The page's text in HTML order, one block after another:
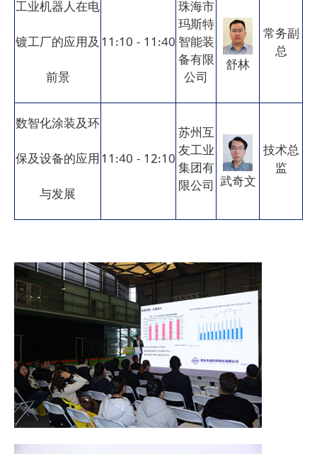
工业机器人在电
镀工厂的应用及
前景
11:10 - 11:40
珠海市
玛斯特
智能装
备有限
公司
舒林
常务副
总
数智化涂装及环
保及设备的应用
与发展
11:40 - 12:10
苏州互
友工业
集团有
限公司 武奇文
技术总
监